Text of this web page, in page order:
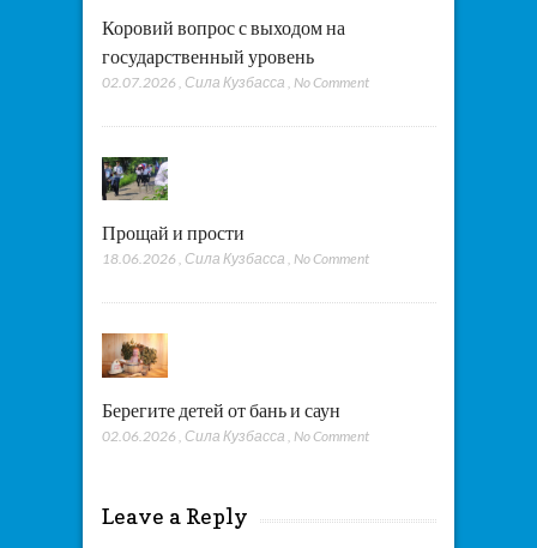
Коровий вопрос с выходом на
государственный уровень
02.07.2026 Сила Кузбасса No Comment
Прощай и прости
18.06.2026 , Сила Кузбасса , No Comment
Берегите детей от бань и саун
02.06.2026 Сила Кузбасса No Comment
Leave a Reply